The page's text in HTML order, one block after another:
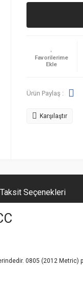
Ürün Paylaş :
Karşılaştır
Taksit Seçenekleri
0805 (2012 Metric)